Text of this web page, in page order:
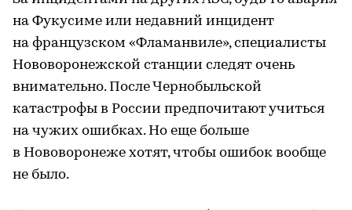
на Фукусиме или недавний инцидент
на французском «Фламанвиле», специалисты
Нововоронежской станции следят очень
внимательно. После Чернобыльской
катастрофы в России предпочитают учиться
на чужих ошибках. Но еще больше
в Нововоронеже хотят, чтобы ошибок вообще
не было.